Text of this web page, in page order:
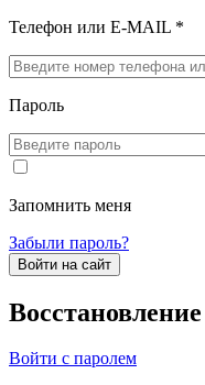
Телефон или E-MAIL *
Пароль
Запомнить меня
Забыли пароль?
Войти на сайт
Восстановление
Войти с паролем